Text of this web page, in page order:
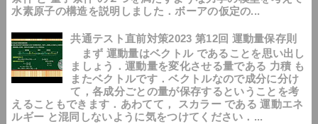
水素原子の構造を説明しました．ボーアの仮定の...
共通テスト直前対策2023 第12回 運動量保存則
まず 運動量はベクトル であることを思い出し
ましょう．運動量を変化させる量である 力積 も
またベクトルです．ベクトルなので成分に分け
て，各成分ごとの量が保存するということを考
えることもできます．あわてて， スカラー である 運動エネ
ルギー と混同しないように気をつけてください．...